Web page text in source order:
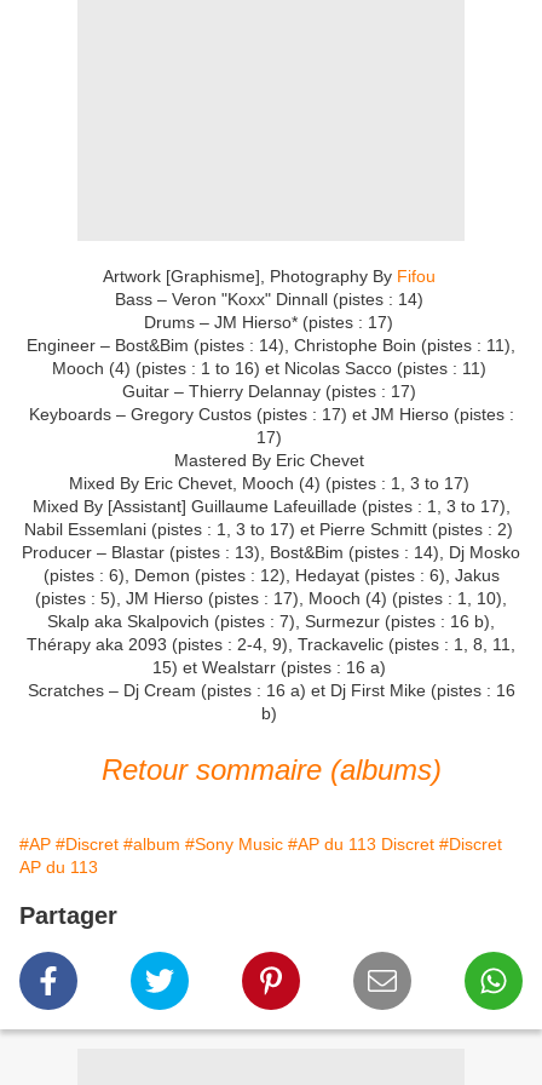
Artwork [Graphisme], Photography By Fifou
Bass – Veron "Koxx" Dinnall (pistes : 14)
Drums – JM Hierso* (pistes : 17)
Engineer – Bost&Bim (pistes : 14), Christophe Boin (pistes : 11),
Mooch (4) (pistes : 1 to 16) et Nicolas Sacco (pistes : 11)
Guitar – Thierry Delannay (pistes : 17)
Keyboards – Gregory Custos (pistes : 17) et JM Hierso (pistes :
17)
Mastered By Eric Chevet
Mixed By Eric Chevet, Mooch (4) (pistes : 1, 3 to 17)
Mixed By [Assistant] Guillaume Lafeuillade (pistes : 1, 3 to 17),
Nabil Essemlani (pistes : 1, 3 to 17) et Pierre Schmitt (pistes : 2)
Producer – Blastar (pistes : 13), Bost&Bim (pistes : 14), Dj Mosko
(pistes : 6), Demon (pistes : 12), Hedayat (pistes : 6), Jakus
(pistes : 5), JM Hierso (pistes : 17), Mooch (4) (pistes : 1, 10),
Skalp aka Skalpovich (pistes : 7), Surmezur (pistes : 16 b),
Thérapy aka 2093 (pistes : 2-4, 9), Trackavelic (pistes : 1, 8, 11,
15) et Wealstarr (pistes : 16 a)
Scratches – Dj Cream (pistes : 16 a) et Dj First Mike (pistes : 16
b)
Retour sommaire (albums)
#AP #Discret #album #Sony Music #AP du 113 Discret #Discret
AP du 113
Partager